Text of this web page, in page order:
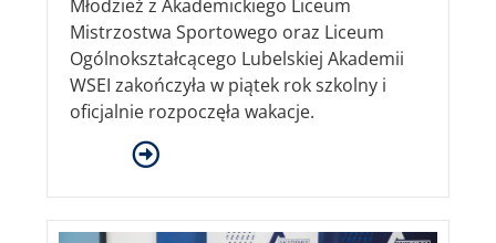
Młodzież z Akademickiego Liceum
Mistrzostwa Sportowego oraz Liceum
Ogólnokształcącego Lubelskiej Akademii
WSEI zakończyła w piątek rok szkolny i
oficjalnie rozpoczęła wakacje.